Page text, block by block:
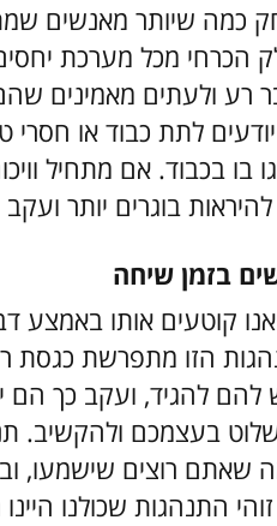
כמה שיותר מאנשים
הכרחי מכל מערכת
רע ולעתים מאמינים
לתת כבוד או
בו בכבוד. אם מתחיל
בוגרים יותר
קוטעים אותו באמצע
הזו מתפרשת
להגיד, ועקב כך הם
בעצמכם ולהקשיב.
שאתם רוצים שישמעו,
התנהגות שכולנו